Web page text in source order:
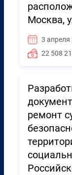
Москва,
3 апреля
22 508
ремонт